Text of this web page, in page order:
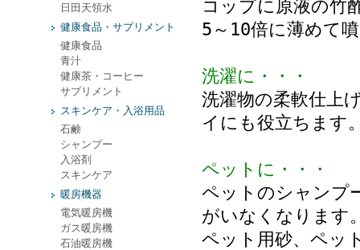
日田天領水
健康食品・サプリメント
健康食品
青汁
健康茶・コーヒー
サプリメント
スキンケア・入浴用品
石鹸
シャンプー
入浴剤
スキンケア
暖房機器
電気暖房機
ガス暖房機
石油暖房機
コップに原液の竹
5～10倍に薄めて
洗濯に・・・
洗濯物の柔軟仕上
イにも役立ちます
ペットに・・・
ペットのシャンプ
がいなくなります
ペット用砂、ペッ